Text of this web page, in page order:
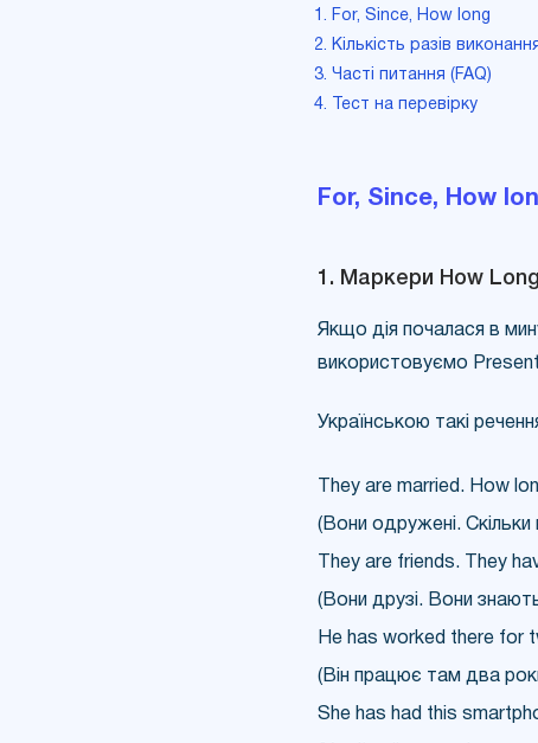
1. For, Since, How long
2. Кількість разів
3. Часті питання (FAQ)
4. Тест на перевірку
For, Since, How
1. Маркери How
Якщо дія почалася в
використовуємо
Українською такі
They are married. How
(Вони одружені. Скільки
They are friends. They
(Вони друзі. Вони
He has worked there for
(Він працює там два
She has had this